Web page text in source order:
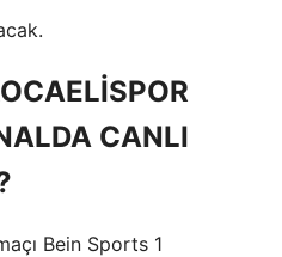
CANLI
Bein Sports 1